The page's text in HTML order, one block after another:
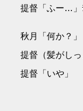
提督「ふー…」
秋月「何か？」
提督（髪がし
提督「いや」